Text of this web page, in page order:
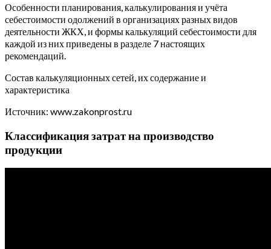
Особенности планирования, калькулирования и учёта
себестоимости одолжений в организациях разных видов
деятельности ЖКХ, и формы калькуляций себестоимости для
каждой из них приведены в разделе 7 настоящих
рекомендаций.
Состав калькуляционных сетей, их содержание и
характеристика
Источник: www.zakonprost.ru
Классификация затрат на производство
продукции